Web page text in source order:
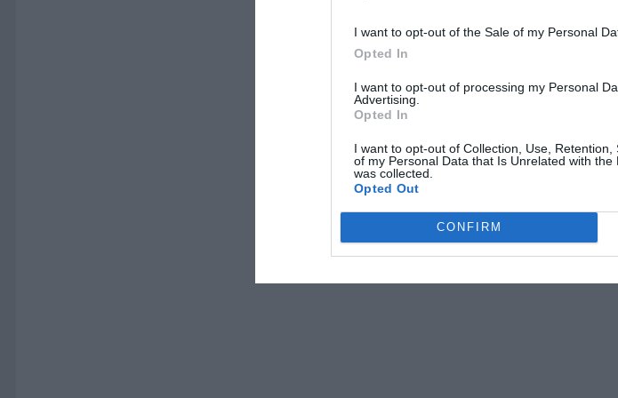
I want to opt-out of the Sale of my Personal
Opted In
I want to opt-out of processing my Personal
Advertising.
Opted In
I want to opt-out of Collection, Use, Retention,
of my Personal Data that Is Unrelated with the
was collected.
Opted Out
CONFIRM